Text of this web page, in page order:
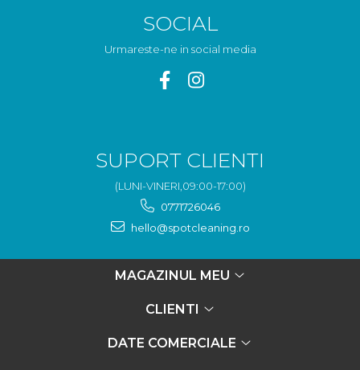
SOCIAL
Urmareste-ne in social media
SUPORT CLIENTI
(LUNI-VINERI,09:00-17:00)
0771726046
hello@spotcleaning.ro
MAGAZINUL MEU
CLIENTI
DATE COMERCIALE